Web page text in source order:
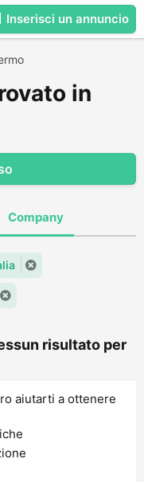
Inserisci un annuncio
in
Company
risultato per
aiutarti a ottenere